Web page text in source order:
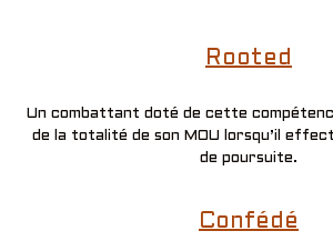
Rooted
Un combattant doté de cette
de la totalité de son MOU lorsqu’il
de poursuite.
Confédé